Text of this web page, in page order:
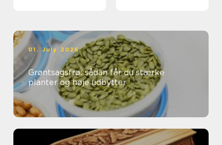
01. July 2026
Grøntsagsfrø: sådan får du stærke
planter og høje udbytter